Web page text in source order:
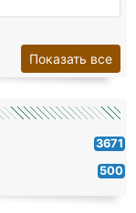
3671
500
Показать все